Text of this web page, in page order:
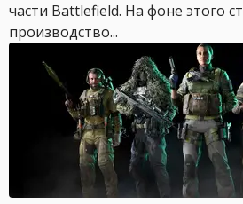
части Battlefield. На фоне этого
производство...